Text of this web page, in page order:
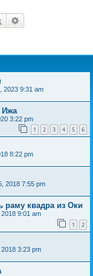
Поиск
2023 9:31 am
Ижа
3:22 pm
1 2 3 4 5 6
8:22 pm
2018 7:55 pm
раму квадра из Оки
9:01 am
1 2
3:23 pm